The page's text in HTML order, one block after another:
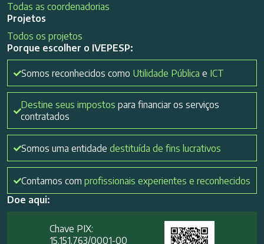
Todas as coordenadorias
Projetos
Todos os projetos
Porque escolher o IVEPESP:
Somos reconhecidos como Utilidade Pública e ICT
Destine seus impostos para financiar os serviços
contratados
Somos uma entidade destituída de fins lucrativos
Contamos com profissionais experientes e reconhecidos
Doe aqui:
Chave PIX:
15.151.763/0001-00​